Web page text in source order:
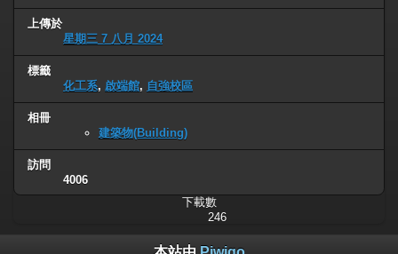
上傳於
星期三 7 八月 2024
標籤
化工系, 啟端館, 自強校區
相冊
建築物(Building)
訪問
4006
下載數
246